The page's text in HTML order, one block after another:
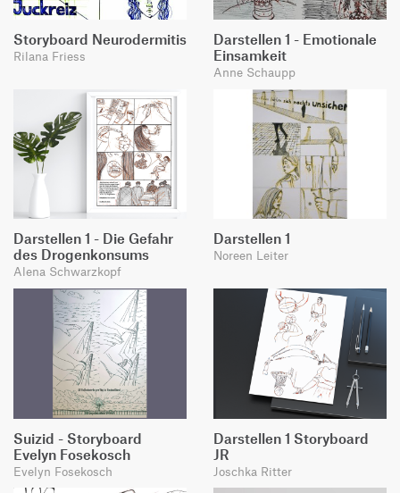
Storyboard Neurodermitis
Rilana Friess
Darstellen 1 - Emotionale
Einsamkeit
Anne Schaupp
Darstellen 1 - Die Gefahr
des Drogenkonsums
Alena Schwarzkopf
Darstellen 1
Noreen Leiter
Suizid - Storyboard
Evelyn Fosekosch
Evelyn Fosekosch
Darstellen 1 Storyboard
JR
Joschka Ritter